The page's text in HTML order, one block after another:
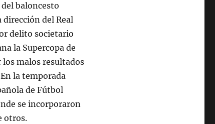
baloncesto
dirección del Real
delito societario
la Supercopa de
malos resultados
la temporada
de Fútbol
se incorporaron
otros.